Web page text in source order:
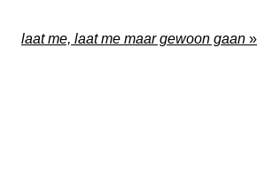
laat me, laat me maar gewoon gaan »